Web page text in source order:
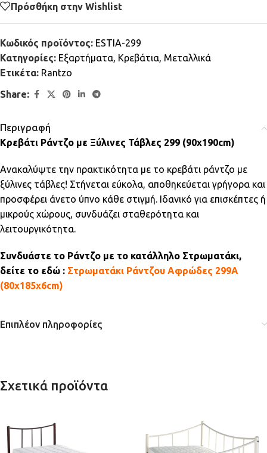
Πρόσθήκη στην Wishlist
Κωδικός προϊόντος: ESTIA-299
Κατηγορίες: Εξαρτήματα, Κρεβάτια, Μεταλλικά
Ετικέτα: Rantzo
Share:
Περιγραφή
Κρεβάτι Ράντζο με Ξύλινες Τάβλες 299 (90x190cm)
Ανακαλύψτε την πρακτικότητα με το κρεβάτι ράντζο με
ξύλινες τάβλες! Στήνεται εύκολα, αποθηκεύεται γρήγορα και
προσφέρει άνετο ύπνο κάθε στιγμή. Ιδανικό για επισκέπτες ή
μικρούς χώρους, συνδυάζει σταθερότητα και
λειτουργικότητα.
Συνδυάστε το Ράντζο με το κατάλληλο Στρωματάκι,
δείτε το εδώ : Στρωματάκι Ράντζου Αφρώδες 299A
(80x185x6cm)
Επιπλέον πληροφορίες
Σχετικά προϊόντα